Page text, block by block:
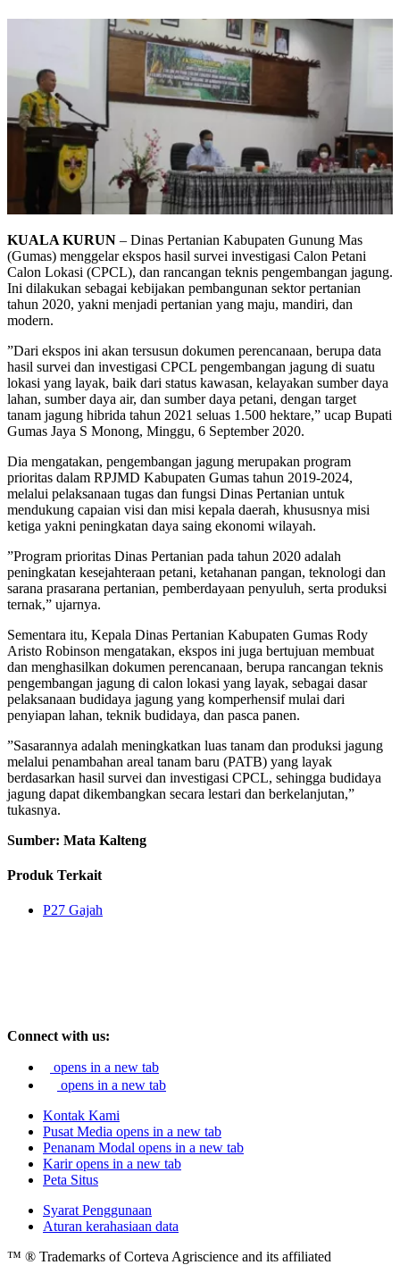
KUALA KURUN – Dinas Pertanian Kabupaten Gunung Mas
(Gumas) menggelar ekspos hasil survei investigasi Calon Petani
Calon Lokasi (CPCL), dan rancangan teknis pengembangan jagung.
Ini dilakukan sebagai kebijakan pembangunan sektor pertanian
tahun 2020, yakni menjadi pertanian yang maju, mandiri, dan
modern.
”Dari ekspos ini akan tersusun dokumen perencanaan, berupa data
hasil survei dan investigasi CPCL pengembangan jagung di suatu
lokasi yang layak, baik dari status kawasan, kelayakan sumber daya
lahan, sumber daya air, dan sumber daya petani, dengan target
tanam jagung hibrida tahun 2021 seluas 1.500 hektare,” ucap Bupati
Gumas Jaya S Monong, Minggu, 6 September 2020.
Dia mengatakan, pengembangan jagung merupakan program
prioritas dalam RPJMD Kabupaten Gumas tahun 2019-2024,
melalui pelaksanaan tugas dan fungsi Dinas Pertanian untuk
mendukung capaian visi dan misi kepala daerah, khususnya misi
ketiga yakni peningkatan daya saing ekonomi wilayah.
”Program prioritas Dinas Pertanian pada tahun 2020 adalah
peningkatan kesejahteraan petani, ketahanan pangan, teknologi dan
sarana prasarana pertanian, pemberdayaan penyuluh, serta produksi
ternak,” ujarnya.
Sementara itu, Kepala Dinas Pertanian Kabupaten Gumas Rody
Aristo Robinson mengatakan, ekspos ini juga bertujuan membuat
dan menghasilkan dokumen perencanaan, berupa rancangan teknis
pengembangan jagung di calon lokasi yang layak, sebagai dasar
pelaksanaan budidaya jagung yang komperhensif mulai dari
penyiapan lahan, teknik budidaya, dan pasca panen.
”Sasarannya adalah meningkatkan luas tanam dan produksi jagung
melalui penambahan areal tanam baru (PATB) yang layak
berdasarkan hasil survei dan investigasi CPCL, sehingga budidaya
jagung dapat dikembangkan secara lestari dan berkelanjutan,”
tukasnya.
Sumber: Mata Kalteng
Produk Terkait
P27 Gajah
Connect with us:
opens in a new tab
opens in a new tab
Kontak Kami
Pusat Media opens in a new tab
Penanam Modal opens in a new tab
Karir opens in a new tab
Peta Situs
Syarat Penggunaan
Aturan kerahasiaan data
™ ® Trademarks of Corteva Agriscience and its affiliated